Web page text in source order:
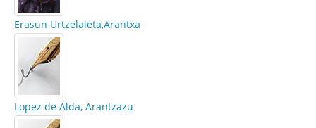
Erasun Urtzelaieta,Arantxa
Lopez de Alda, Arantzazu